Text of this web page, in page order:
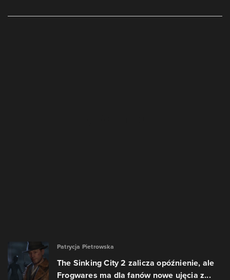
Patrycja Pietrowska
The Sinking City 2 zalicza opóźnienie, ale
Frogwares ma dla fanów nowe ujęcia z...